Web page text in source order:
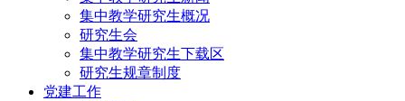
集中教学研究生概况
研究生会
集中教学研究生下载区
研究生规章制度
党建工作